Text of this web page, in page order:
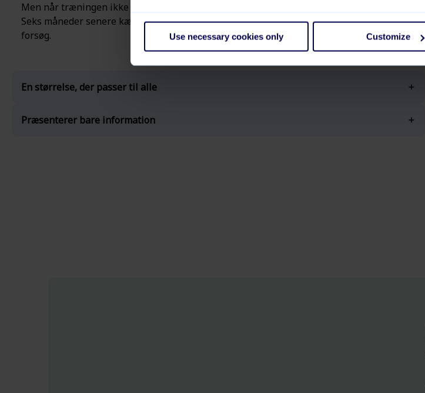
Use necessary cookies only Customize
Men når træningen ikke er løbende eller engagerende, glemmer folk det hurtigt.
Seks måneder senere kæmper mange medarbejdere stadig med at spotte et phishing-
forsøg.
En størrelse, der passer til alle
Præsenterer bare information